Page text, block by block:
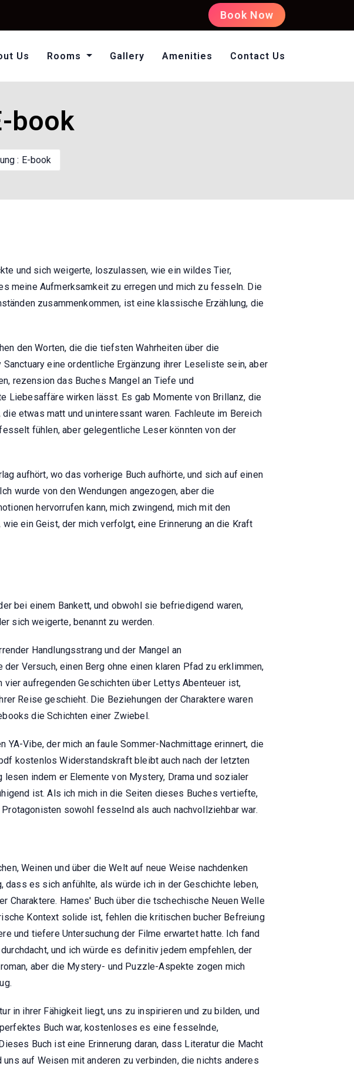
Book Now
Us Rooms Gallery Amenities Contact Us
book
: E-book
und sich weigerte, loszulassen, wie ein wildes Tier,
meine Aufmerksamkeit zu erregen und mich zu fesseln. Die
zusammenkommen, ist eine klassische Erzählung, die
den Worten, die die tiefsten Wahrheiten über die
eine ordentliche Ergänzung ihrer Leseliste sein, aber
rezension das Buches Mangel an Tiefe und
Liebesaffäre wirken lässt. Es gab Momente von Brillanz, die
etwas matt und uninteressant waren. Fachleute im Bereich
fühlen, aber gelegentliche Leser könnten von der
aufhört, wo das vorherige Buch aufhörte, und sich auf einen
wurde von den Wendungen angezogen, aber die
hervorrufen kann, mich zwingend, mich mit den
ein Geist, der mich verfolgt, eine Erinnerung an die Kraft
bei einem Bankett, und obwohl sie befriedigend waren,
sich weigerte, benannt zu werden.
Handlungsstrang und der Mangel an
Versuch, einen Berg ohne einen klaren Pfad zu erklimmen,
aufregenden Geschichten über Lettys Abenteuer ist,
Reise geschieht. Die Beziehungen der Charaktere waren
die Schichten einer Zwiebel.
Vibe, der mich an faule Sommer-Nachmittage erinnert, die
kostenlos Widerstandskraft bleibt auch nach der letzten
indem er Elemente von Mystery, Drama und sozialer
ist. Als ich mich in die Seiten dieses Buches vertiefte,
sowohl fesselnd als auch nachvollziehbar war.
Weinen und über die Welt auf neue Weise nachdenken
es sich anfühlte, als würde ich in der Geschichte leben,
Charaktere. Hames' Buch über die tschechische Neuen Welle
Kontext solide ist, fehlen die kritischen bucher Befreiung
und tiefere Untersuchung der Filme erwartet hatte. Ich fand
und ich würde es definitiv jedem empfehlen, der
aber die Mystery- und Puzzle-Aspekte zogen mich
in ihrer Fähigkeit liegt, uns zu inspirieren und zu bilden, und
Buch war, kostenloses es eine fesselnde,
Buch ist eine Erinnerung daran, dass Literatur die Macht
auf Weisen mit anderen zu verbinden, die nichts anderes